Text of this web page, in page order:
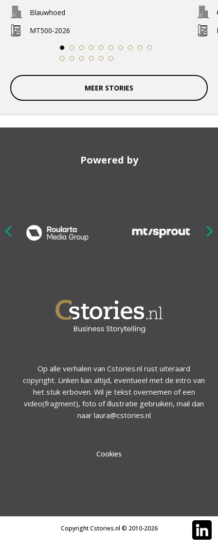
Blauwhoed
MT500-2026
1
2 3 4 5 6 7 8 9
10
11 12 13 14 15 16
MEER STORIES
Powered by
Op alle verhalen van Cstories.nl rust uiteraard
copyright. Linken kan altijd, eventueel met de intro van
het stuk erboven. Wil je tekst overnemen of een
video(fragment), foto of illustratie gebruiken, mail dan
naar laura@cstories.nl
Cookies
Copyright Cstories.nl © 2010-2026